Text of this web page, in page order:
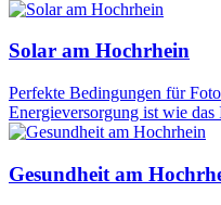
Solar am Hochrhein
Perfekte Bedingungen für
Energieversorgung ist wie
Gesundheit am